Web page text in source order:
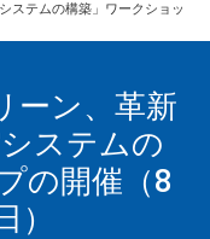
ステムの構築」ワークショッ
ーン、革新
ステムの
の開催（8
）